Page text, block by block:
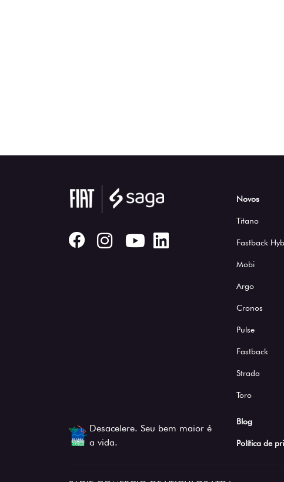
Desacelere. Seu bem maior é
a vida.
Novos
Titano
Fastback
Mobi
Argo
Cronos
Pulse
Fastback
Strada
Toro
Blog
Política de